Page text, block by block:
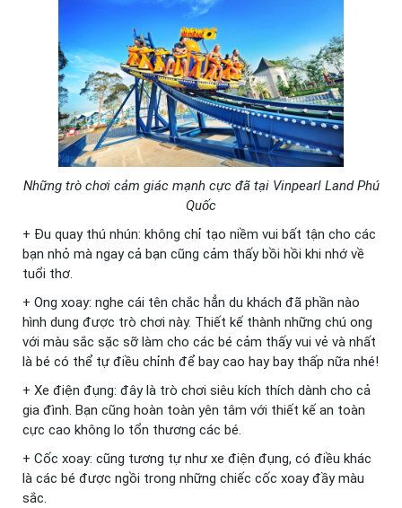
Những trò chơi cảm giác mạnh cực đã tại Vinpearl Land Phú
Quốc
+ Đu quay thú nhún: không chỉ tạo niềm vui bất tận cho các
bạn nhỏ mà ngay cả bạn cũng cảm thấy bồi hồi khi nhớ về
tuổi thơ.
+ Ong xoay: nghe cái tên chắc hẳn du khách đã phần nào
hình dung được trò chơi này. Thiết kế thành những chú ong
với màu sắc sặc sỡ làm cho các bé cảm thấy vui vẻ và nhất
là bé có thể tự điều chỉnh để bay cao hay bay thấp nữa nhé!
+ Xe điện đụng: đây là trò chơi siêu kích thích dành cho cả
gia đình. Bạn cũng hoàn toàn yên tâm với thiết kế an toàn
cực cao không lo tổn thương các bé.
+ Cốc xoay: cũng tương tự như xe điện đụng, có điều khác
là các bé được ngồi trong những chiếc cốc xoay đầy màu
sắc.